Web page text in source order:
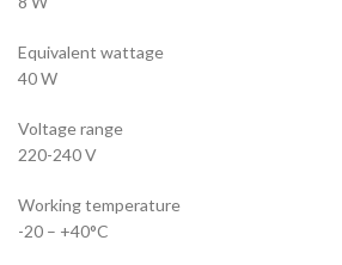
Equivalent wattage
40 W
Voltage range
220-240 V
Working temperature
-20 – +40°C